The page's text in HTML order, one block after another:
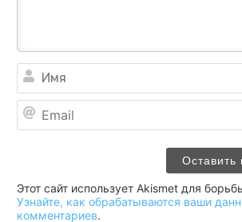
Этот сайт использует Akismet для
Узнайте, как обрабатываются ваши
комментариев.